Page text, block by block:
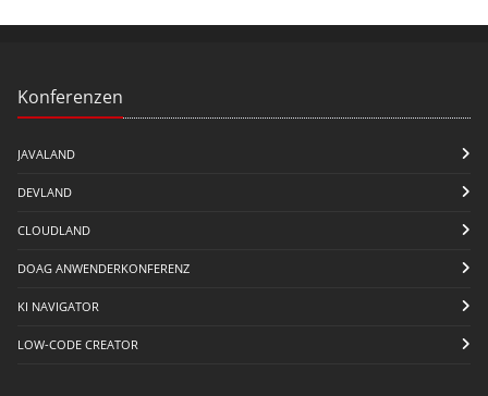
Konferenzen
JAVALAND
DEVLAND
CLOUDLAND
DOAG ANWENDERKONFERENZ
KI NAVIGATOR
LOW-CODE CREATOR